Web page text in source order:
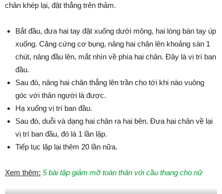
chân khép lại, đặt thẳng trên thảm.
Bắt đầu, đưa hai tay đặt xuống dưới mông, hai lòng bàn tay úp
xuống. Căng cứng cơ bụng, nâng hai chân lên khoảng sàn 1
chút, nâng đầu lên, mắt nhìn về phía hai chân. Đây là vị trí ban
đầu.
Sau đó, nâng hai chân thẳng lên trần cho tới khi nào vuông
góc với thân người là được.
Hạ xuống vị trí ban đầu.
Sau đó, duỗi và dạng hai chân ra hai bên. Đưa hai chân về lại
vị trí ban đầu, đó là 1 lần lặp.
Tiếp tục lặp lại thêm 20 lần nữa.
Xem thêm: 5 bài tập giảm mỡ toàn thân với cầu thang cho nữ